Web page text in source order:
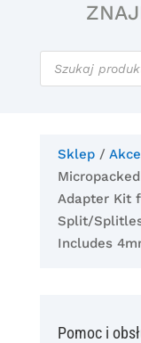
Wyszukiwarka
produktów
Sklep/
Adapter Kit
Split/
Includes
Pomoc i